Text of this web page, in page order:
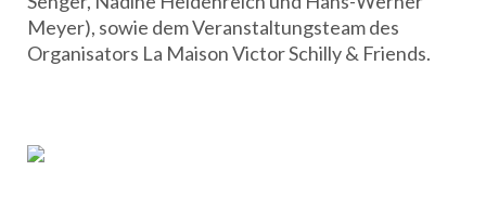
Meyer), sowie dem Veranstaltungsteam des
Organisators La Maison Victor Schilly & Friends.